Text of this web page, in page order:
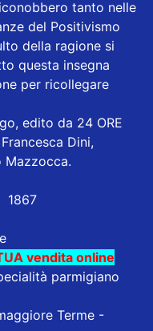
tanto nelle
del Positivismo
della ragione si
questa insegna
per ricollegare
edito da 24 ORE
Dini,
Mazzocca.
1867
vendita online
parmigiano
Terme -